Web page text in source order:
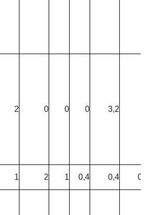
2 0 0 0 3,2
1 2 1 0,4 0,4 0,4